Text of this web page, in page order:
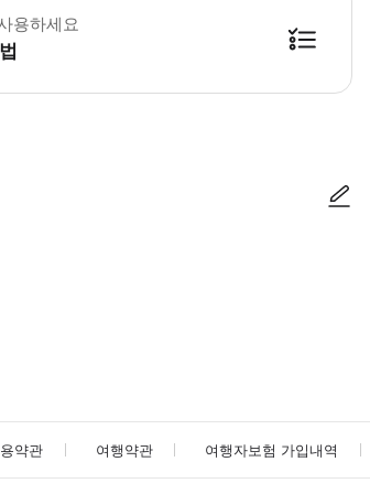
용하세요
약관 여행약관 여행자보험 가입내역